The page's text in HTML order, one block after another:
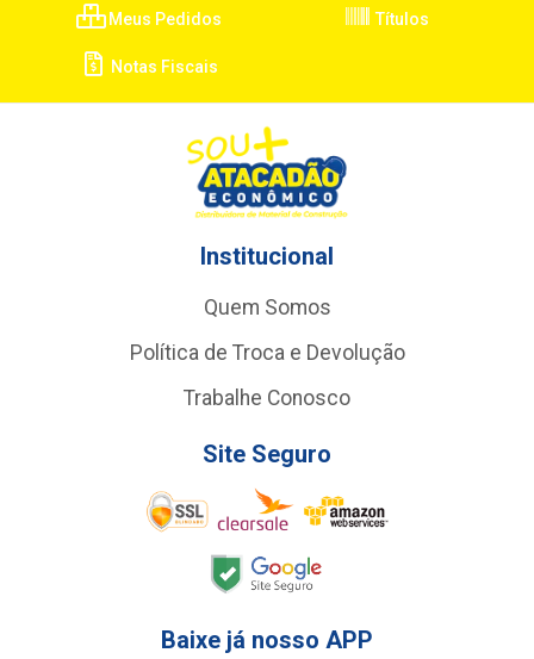
Meus Pedidos Títulos
Notas Fiscais
Institucional
Quem Somos
Política de Troca e Devolução
Trabalhe Conosco
Site Seguro
Baixe já nosso APP